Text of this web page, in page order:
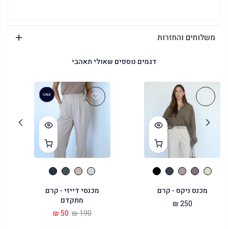
משלוחים והחזרות
דגמים נוספים שאולי תאהבי
מכנס ניקס - קרם
250 ₪
SALE
מכנסי דייזי - קרם
מתקדם
190 ₪
50 ₪